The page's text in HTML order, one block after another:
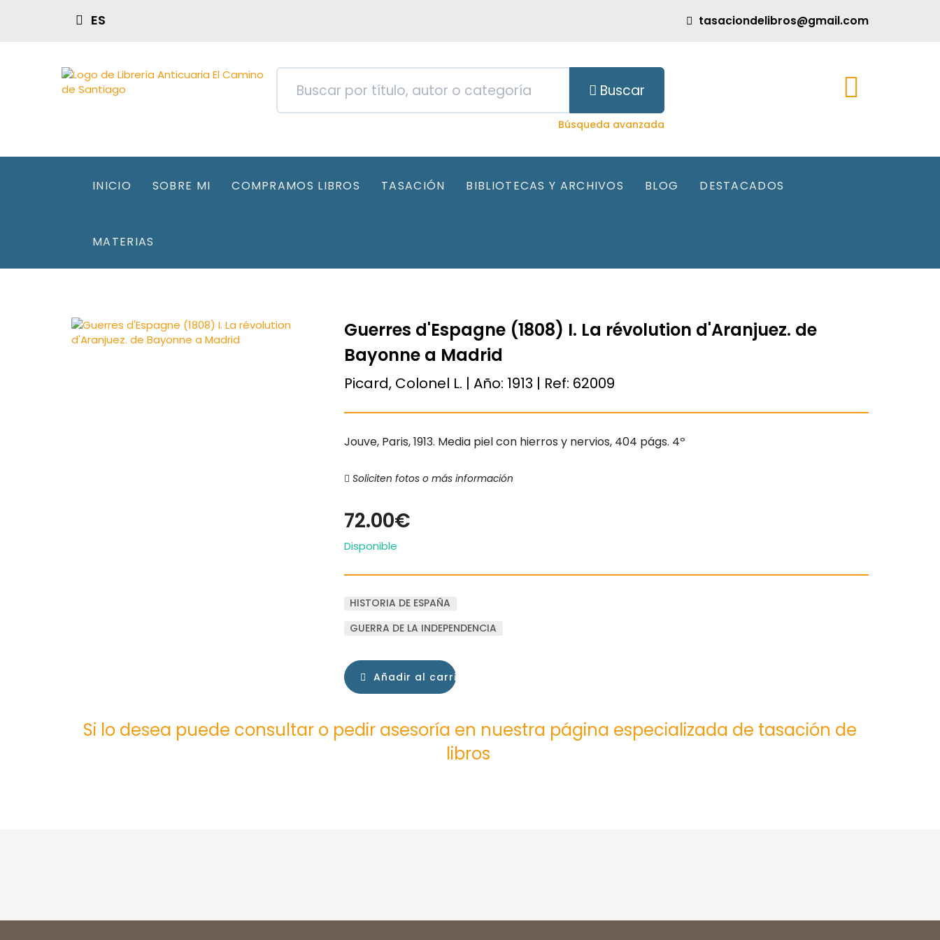
ES tasaciondelibros@gmail.com
Buscar
Búsqueda avanzada
INICIO SOBRE MI COMPRAMOS LIBROS TASACIÓN BIBLIOTECAS Y ARCHIVOS BLOG DESTACADOS
MATERIAS
Guerres d'Espagne (1808) I. La révolution d'Aranjuez. de
Bayonne a Madrid
Picard, Colonel L. | Año: 1913 | Ref: 62009
Jouve, Paris, 1913. Media piel con hierros y nervios, 404 págs. 4º
Soliciten fotos o más información
72.00€
Disponible
HISTORIA DE ESPAÑA
GUERRA DE LA INDEPENDENCIA
Añadir al carrito
Si lo desea puede consultar o pedir asesoría en nuestra página especializada de tasación de
libros